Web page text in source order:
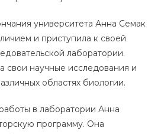
университета Анна Семак
и приступила к своей
лаборатории.
свои научные исследования и
областях биологии.
в лаборатории Анна
программу. Она